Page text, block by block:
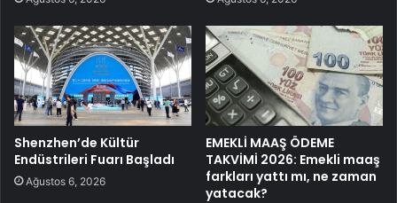
Shenzhen’de Kültür
Endüstrileri Fuarı Başladı
Ağustos 6, 2026
EMEKLİ MAAŞ ÖDEME
TAKVİMİ 2026: Emekli maaş
farkları yattı mı, ne zaman
yatacak?